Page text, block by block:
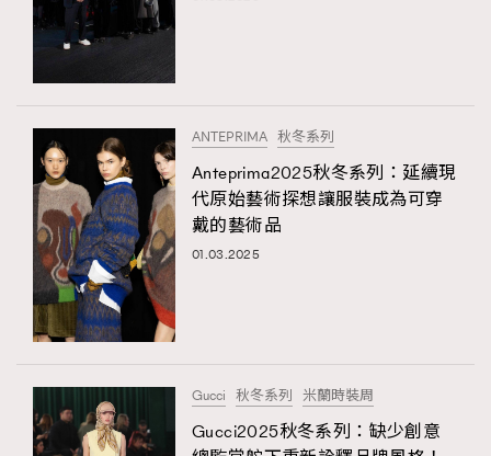
nmg.com.hk/privacy) 閱讀本公司的私隱政策聲明。
本人願意接收新傳媒集團的最新消息及其他宣傳資訊，本人同意
新傳媒集團使用本人的個人資料於任何推廣用途。
About us Collaboration Opportunity
Japan | Portugal | Spain
ANTEPRIMA 秋冬系列
Anteprima2025秋冬系列：延續現
代原始藝術探想讓服裝成為可穿
戴的藝術品
01.03.2025
Gucci 秋冬系列 米蘭時裝周
Gucci2025秋冬系列：缺少創意